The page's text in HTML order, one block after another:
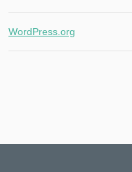
WordPress.org